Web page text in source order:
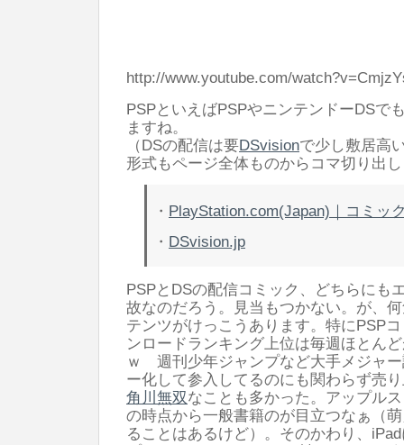
http://www.youtube.com/
PSPといえばPSPやニンテンドーDSで
ますね。
（DSの配信は要DSvisionで少し敷居高
形式もページ全体ものからコマ切り出
・ PlayStation.com(Japan)｜コミッ
・ DSvision.jp
PSPとDSの配信コミック、どちらにも
故なのだろう。見当もつかない。が、
テンツがけっこうあります。特にPSP
ンロードランキング上位は毎週ほとん
ｗ 週刊少年ジャンプなど大手メジャ
ー化して参入してるのにも関わらず売
角川無双なことも多かった。アップル
の時点から一般書籍のが目立つなぁ（
ることはあるけど）。そのかわり、